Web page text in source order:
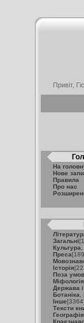
Привіт,
На
Нове
Правила
Про нас
Загальні
Преса
Історія
Поза
Держава
Інше[3364]
Тексти
Географія.